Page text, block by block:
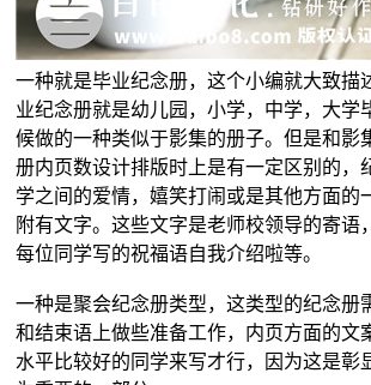
一种就是毕业纪念册，这个小编就大致描
业纪念册就是幼儿园，小学，中学，大学
候做的一种类似于影集的册子。但是和影
册内页数设计排版时上是有一定区别的，
学之间的爱情，嬉笑打闹或是其他方面的
附有文字。这些文字是老师校领导的寄语
每位同学写的祝福语自我介绍啦等。
一种是聚会纪念册类型，这类型的纪念册
和结束语上做些准备工作，内页方面的文
水平比较好的同学来写才行，因为这是彰